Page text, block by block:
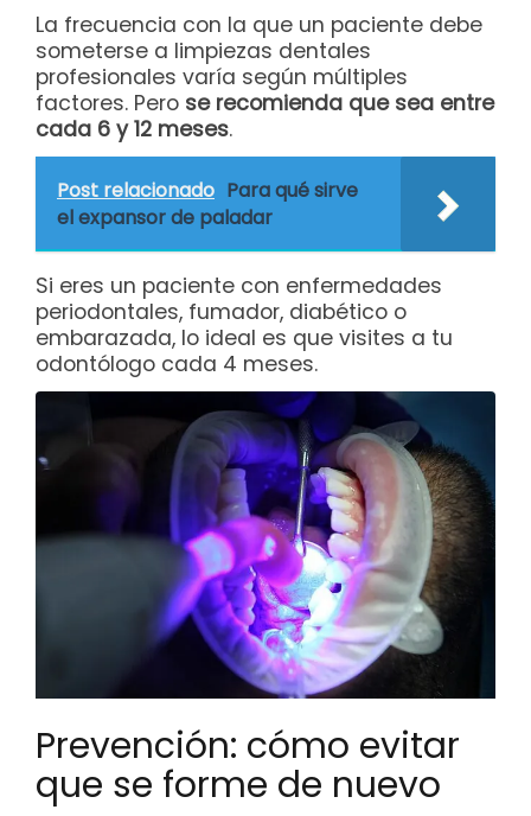
La frecuencia con la que un paciente debe
someterse a limpiezas dentales
profesionales varía según múltiples
factores. Pero se recomienda que sea entre
cada 6 y 12 meses.
Post relacionado Para qué sirve
el expansor de paladar
Si eres un paciente con enfermedades
periodontales, fumador, diabético o
embarazada, lo ideal es que visites a tu
odontólogo cada 4 meses.
Prevención: cómo evitar
que se forme de nuevo